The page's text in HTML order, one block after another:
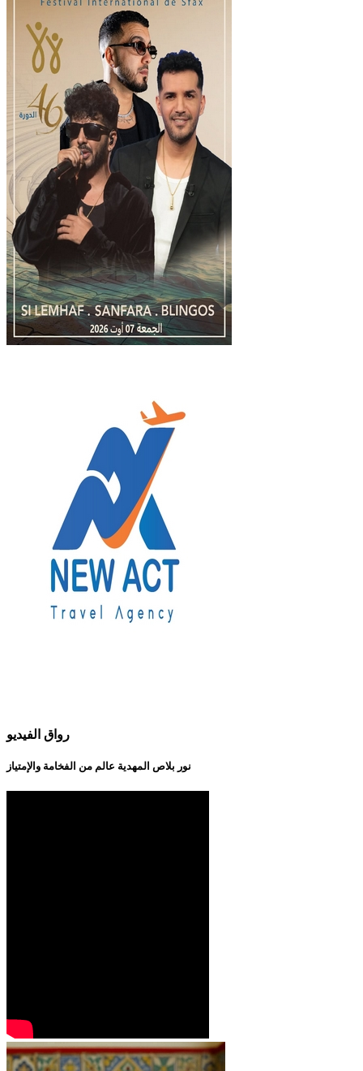
رواق الفيديو
نور بلاص المهدية عالم من الفخامة والإمتياز